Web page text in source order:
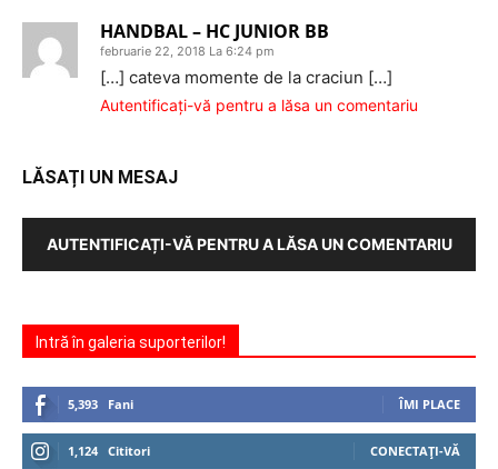
HANDBAL – HC JUNIOR BB
februarie 22, 2018 La 6:24 pm
[…] cateva momente de la craciun […]
Autentificați-vă pentru a lăsa un comentariu
LĂSAȚI UN MESAJ
AUTENTIFICAȚI-VĂ PENTRU A LĂSA UN COMENTARIU
Intră în galeria suporterilor!
5,393 Fani ÎMI PLACE
1,124 Cititori CONECTAȚI-VĂ